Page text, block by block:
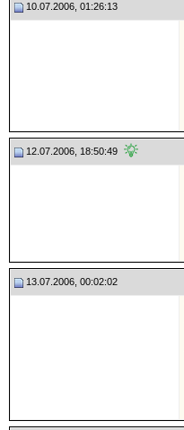
10.07.2006, 01:26:13
12.07.2006, 18:50:49
13.07.2006, 00:02:02